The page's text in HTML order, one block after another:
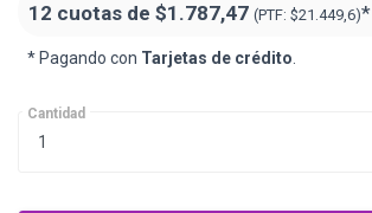
12 cuotas de $1.787,47 (PTF: $21.449,6)*
* Pagando con Tarjetas de crédito
Cantidad